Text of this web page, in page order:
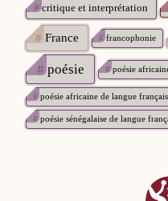
#critique et interprétation
#France #francophonie
#poésie #poésie
#poésie africaine de langue
#poésie sénégalaise de langue